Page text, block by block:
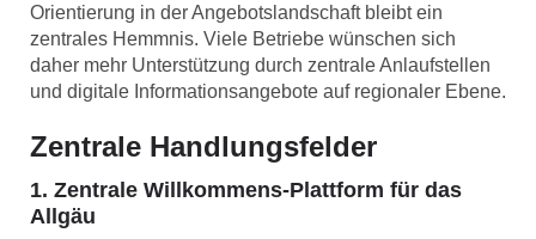
Orientierung in der Angebotslandschaft bleibt ein
zentrales Hemmnis. Viele Betriebe wünschen sich
daher mehr Unterstützung durch zentrale Anlaufstellen
und digitale Informationsangebote auf regionaler Ebene.
Zentrale Handlungsfelder
1. Zentrale Willkommens-Plattform für das
Allgäu